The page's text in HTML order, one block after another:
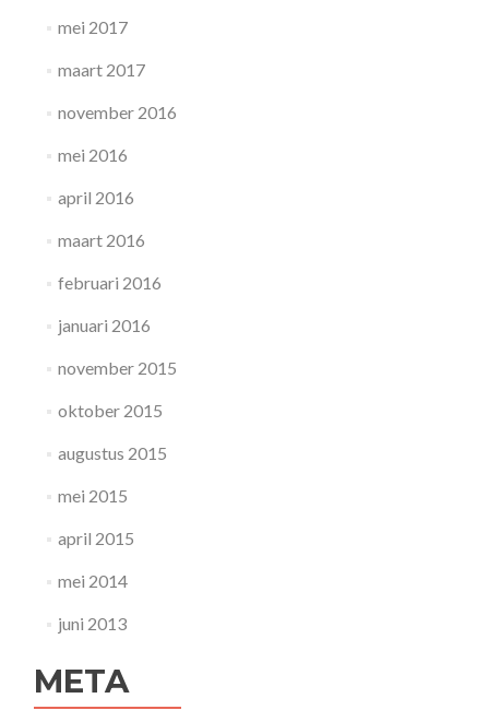
mei 2017
maart 2017
november 2016
mei 2016
april 2016
maart 2016
februari 2016
januari 2016
november 2015
oktober 2015
augustus 2015
mei 2015
april 2015
mei 2014
juni 2013
META